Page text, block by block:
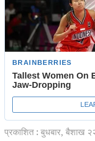
प्रकाशित : बुधबार, बैशाख